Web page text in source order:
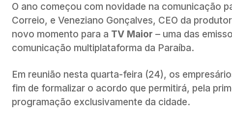
O ano começou com novidade na comunicação
Correio, e Veneziano Gonçalves, CEO da
novo momento para a TV Maior – uma das
comunicação multiplataforma da Paraíba.
Em reunião nesta quarta-feira (24), os
fim de formalizar o acordo que permitirá, pela
programação exclusivamente da cidade.